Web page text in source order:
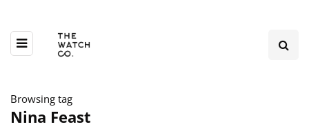
Browsing tag
Nina Feast